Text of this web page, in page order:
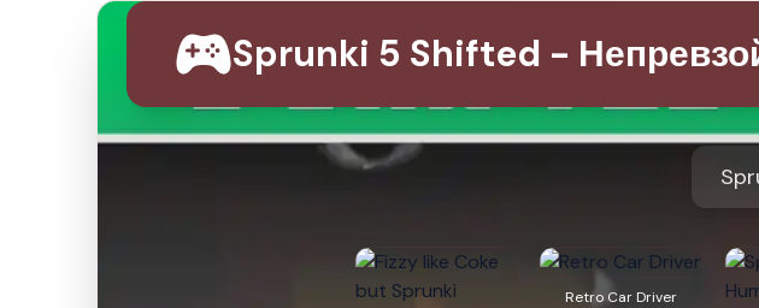
Sprunki 5 Shifted -
Retro Car Driver